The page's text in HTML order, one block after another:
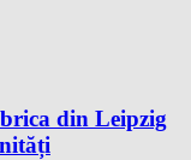
din Leipzig